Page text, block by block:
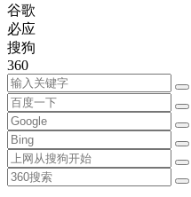
谷歌
必应
搜狗
360